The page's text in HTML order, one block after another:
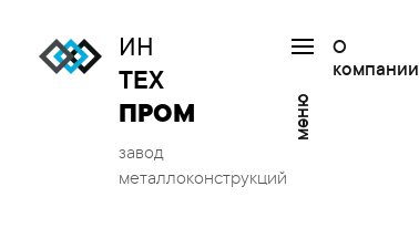
ИН
ТЕХ
ПРОМ
завод
металлоконструкций
меню
О
компании